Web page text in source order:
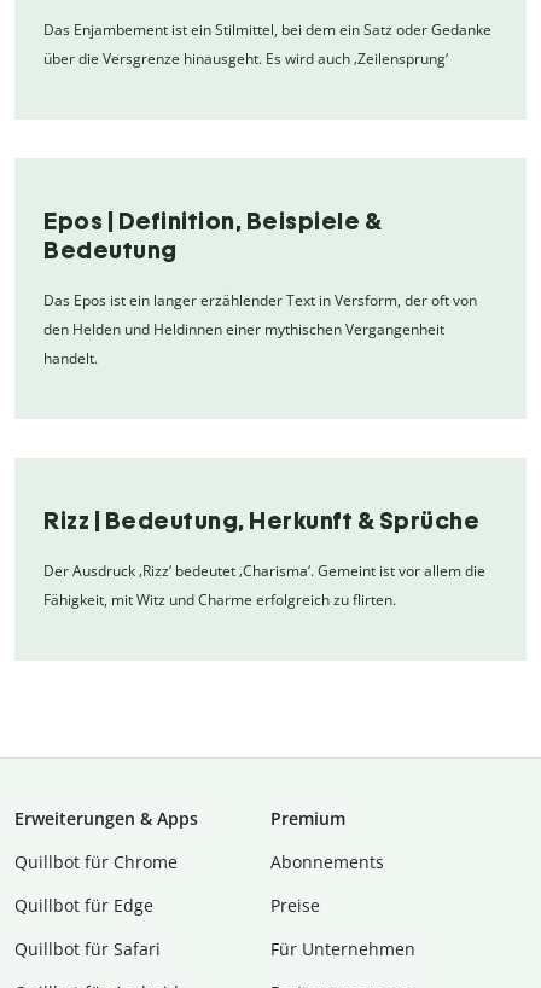
Das Enjambement ist ein Stilmittel, bei dem ein Satz oder Gedanke
über die Versgrenze hinausgeht. Es wird auch ‚Zeilensprung‘
Epos | Definition, Beispiele &
Bedeutung
Das Epos ist ein langer erzählender Text in Versform, der oft von
den Helden und Heldinnen einer mythischen Vergangenheit
handelt.
Rizz | Bedeutung, Herkunft & Sprüche
Der Ausdruck ‚Rizz‘ bedeutet ‚Charisma‘. Gemeint ist vor allem die
Fähigkeit, mit Witz und Charme erfolgreich zu flirten.
Erweiterungen & Apps
Quillbot für Chrome
Quillbot für Edge
Quillbot für Safari
Premium
Abon­ne­ments
Preise
Für Unternehmen